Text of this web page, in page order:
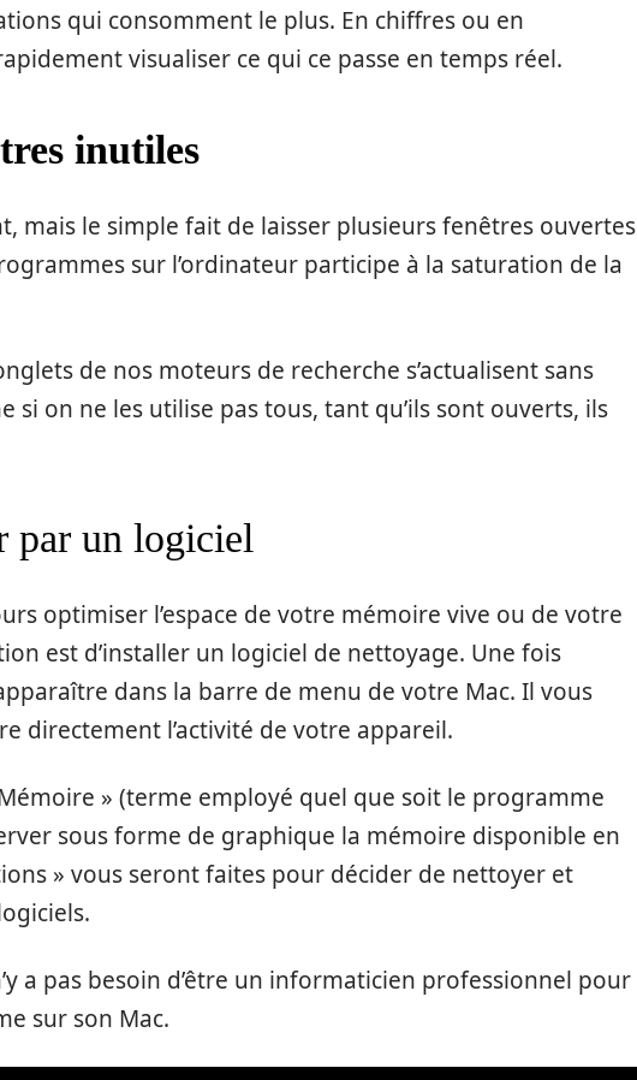
qui consomment le plus. En chiffres ou en
visualiser ce qui ce passe en temps réel.
inutiles
mais le simple fait de laisser plusieurs fenêtres ouvertes
sur l’ordinateur participe à la saturation de la
de nos moteurs de recherche s’actualisent sans
si on ne les utilise pas tous, tant qu’ils sont ouverts, ils
par un logiciel
optimiser l’espace de votre mémoire vive ou de votre
est d’installer un logiciel de nettoyage. Une fois
dans la barre de menu de votre Mac. Il vous
directement l’activité de votre appareil.
» (terme employé quel que soit le programme
sous forme de graphique la mémoire disponible en
» vous seront faites pour décider de nettoyer et
a pas besoin d’être un informaticien professionnel pour
sur son Mac.